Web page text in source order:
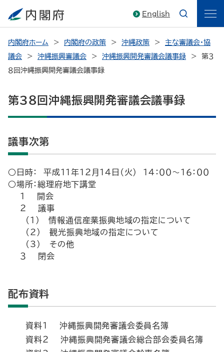
English
内閣府ホーム 内閣府の政策 沖縄政策
主な審議会・協
議会
沖縄振興審議会 沖縄振興開発審議会議事録
第３
８回沖縄振興開発審議会議事録
第３８回沖縄振興開発審議会議事録
議事次第
○日時： 平成１１年１２月１４日（火） １４：００～１６：００
○場所：総理府地下講堂
１ 開会
２ 議事
(1) 情報通信産業振興地域の指定について
(2) 観光振興地域の指定について
(3) その他
３ 閉会
配布資料
資料１ 沖縄振興開発審議会委員名簿
資料２ 沖縄振興開発審議会総合部会委員名簿